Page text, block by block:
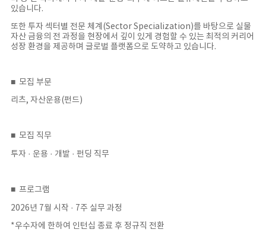
있습니다.
또한 투자 섹터별 전문 체계(Sector Specialization)를 바탕으로 실물
자산 금융의 전 과정을 현장에서 깊이 있게 경험할 수 있는 최적의 커리어
성장 환경을 제공하며 글로벌 플랫폼으로 도약하고 있습니다.
■ 모집 부문
리츠, 자산운용(펀드)
■ 모집 직무
투자 · 운용 · 개발 · 펀딩 직무
■ 프로그램
2026년 7월 시작 · 7주 실무 과정
*우수자에 한하여 인턴십 종료 후 정규직 전환